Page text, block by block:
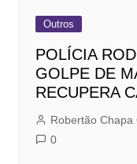
Outros
POLÍCIA
GOLPE DE
RECUPERA
Robertão Chapa
0